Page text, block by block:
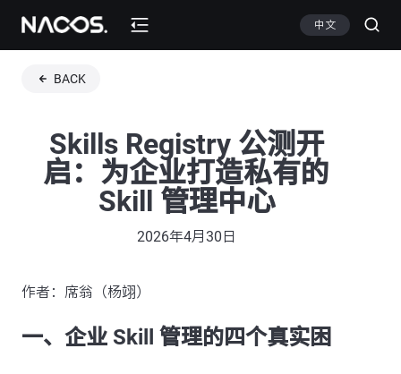
中文
BACK
Skills Registry 公测开
启：为企业打造私有的
Skill 管理中心
2026年4月30日
作者：席翁（杨翊）
一、企业 Skill 管理的四个真实困